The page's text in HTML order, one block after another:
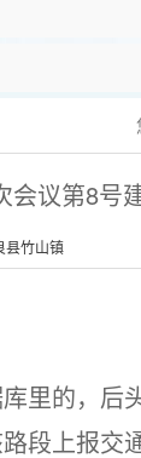
会议第8号
县竹山镇
里的，后
段上报交